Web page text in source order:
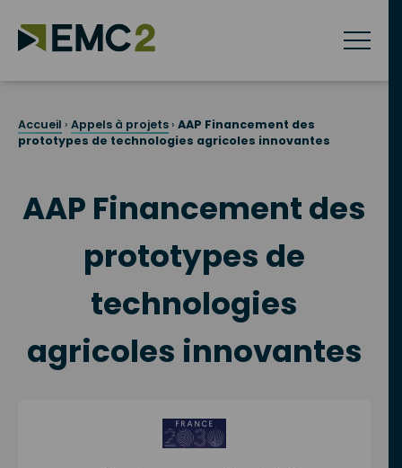
Skip
content
Accueil › Appels à projets › AAP Financement des
prototypes de technologies agricoles innovantes
AAP Financement des
prototypes de
technologies
agricoles innovantes